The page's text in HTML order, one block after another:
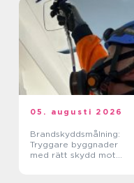
05. augusti 2026
Brandskyddsmålning:
Tryggare byggnader
med rätt skydd mot